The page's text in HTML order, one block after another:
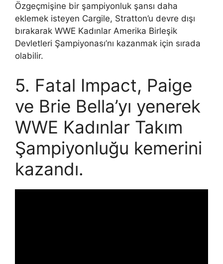
Özgeçmişine bir şampiyonluk şansı daha
eklemek isteyen Cargile, Stratton’u devre dışı
bırakarak WWE Kadınlar Amerika Birleşik
Devletleri Şampiyonası’nı kazanmak için sırada
olabilir.
5. Fatal Impact, Paige
ve Brie Bella’yı yenerek
WWE Kadınlar Takım
Şampiyonluğu kemerini
kazandı.